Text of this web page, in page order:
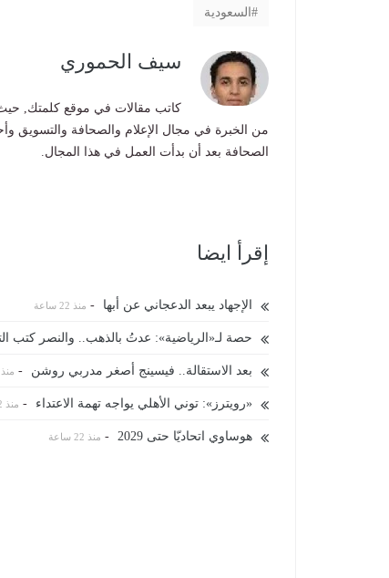
السعودية
سيف الحموري
كاتب مقالات في موقع كلمتك, حيث
من الخبرة في مجال الإعلام والصحافة والتسويق
الصحافة بعد أن بدأت العمل في هذا المجال.
إقرأ ايضا
الإجهاد يبعد الدعجاني عن أبها - منذ 22 ساعة
حصة لـ«الرياضية»: عدتُ بالذهب.. والنصر كتب
بعد الاستقالة.. فيسينج أصغر مدربي روشن - منذ 22 ساعة
«رويترز»: توني الأهلي يواجه تهمة الاعتداء - منذ 22 ساعة
هوساوي اتحاديّا حتى 2029 - منذ 22 ساعة